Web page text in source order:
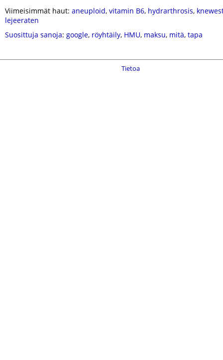
Viimeisimmät haut: aneuploid, vitamin B6, hydrarthrosis,
lejeeraten
Suosittuja sanoja: google, röyhtäily, HMU, maksu, mitä, tapa
Tietoa